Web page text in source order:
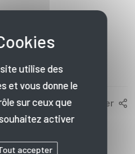
1
Partager
utilise des
et vous donne le
sur ceux que
activer
accepter